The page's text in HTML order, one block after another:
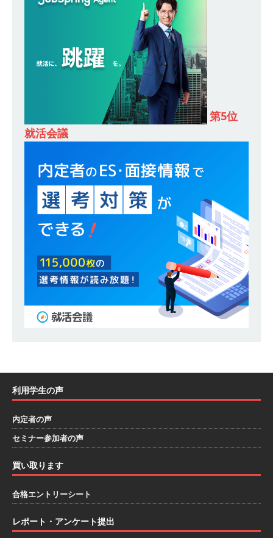
始めたパイオニア企業 ｜ CARTA HOLDINGS
体育会積極採用企業
[ 2026年5月14日 ] 【 28卒 ｜ 体験型インターン
シップ 】スタンダード上場 ｜ 業界No.1 企業医
療機関向け広告・人材営業 ｜ 未経験からコンサ
ル、マーケティング、ブランディングが経験でき
[ 2026年5月14日 ] 【 28卒 ｜ 不動産・営業を知
れる仕事体験開催 】大阪勤務・転勤なし ｜ 関西
知名度抜群の総合不動産会社 ｜ マンション販売
戸数近畿圏第3位 ｜ 初任給30万+手当、1年目で
年収1,000万も目指せる ｜ 年間休日120～125日
｜ エスリード
体育会積極採用企業
【 28卒 ｜ 30分のオンライン
業界研究・企業説明会 】 世界最大級の金融サー
企業
上場 ｜ 新電元工業
体育会積極採用企業
[ 2026年5月14日 ]
第5位
就活会議
利用学生の声
内定者の声
セミナー参加者の声
買い取ります
合格エントリーシート
レポート・アンケート提出